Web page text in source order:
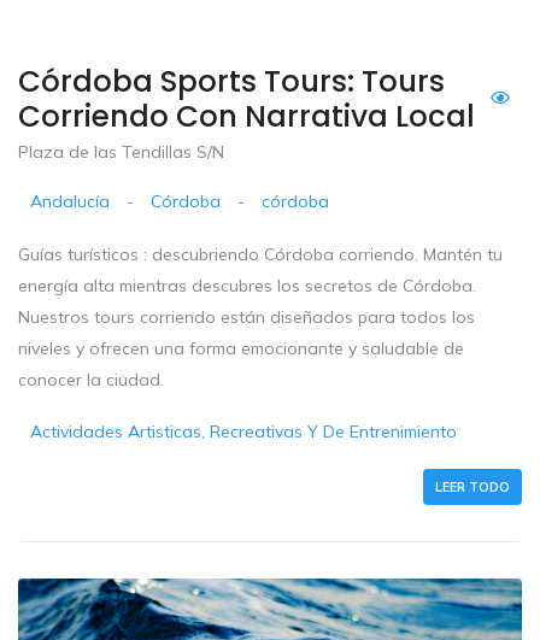
Córdoba Sports Tours: Tours
Corriendo Con Narrativa Local
Plaza de las Tendillas S/N
Andalucía - Córdoba - córdoba
Guías turísticos : descubriendo Córdoba corriendo. Mantén tu
energía alta mientras descubres los secretos de Córdoba.
Nuestros tours corriendo están diseñados para todos los
niveles y ofrecen una forma emocionante y saludable de
conocer la ciudad.
Actividades Artisticas, Recreativas Y De Entrenimiento
LEER TODO